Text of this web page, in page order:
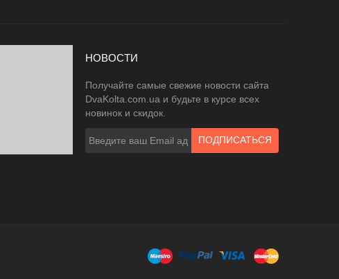
НОВОСТИ
Получайте самые свежие новости сайта
DvaKolta.com.ua и будьте в курсе всех
новинок и скидок.
ПОДПИСАТЬСЯ